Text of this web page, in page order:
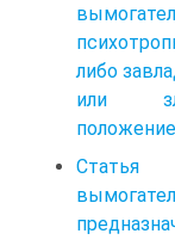
либо
или
Статья